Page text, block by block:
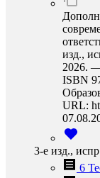
изд.,
2026.
ISBN
URL:
3-е изд.,
6